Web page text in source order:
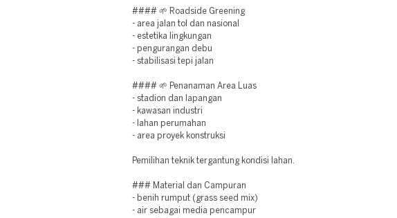
#### 🌱 Roadside Greening
- area jalan tol dan nasional
- estetika lingkungan
- pengurangan debu
- stabilisasi tepi jalan
#### 🌱 Penanaman Area Luas
- stadion dan lapangan
- kawasan industri
- lahan perumahan
- area proyek konstruksi
Pemilihan teknik tergantung kondisi lahan.
### Material dan Campuran
- benih rumput (grass seed mix)
- air sebagai media pencampur